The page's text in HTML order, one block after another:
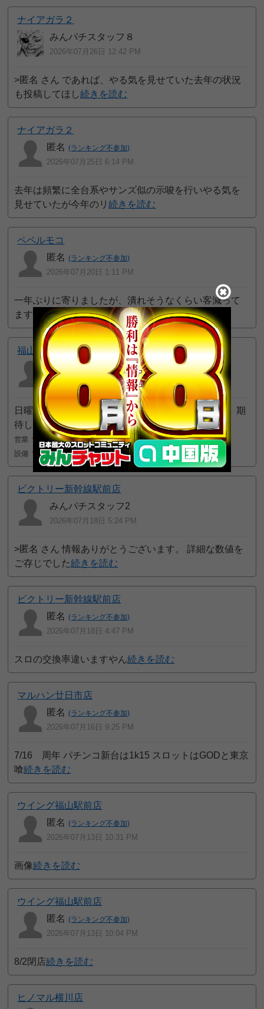
ナイアガラ２
みんパチスタッフ８
2026年07月26日 12:42 PM
>匿名 さん であれば、やる気を見せていた去年の状況
も投稿してほし続きを読む
ナイアガラ２
匿名 (ランキング不参加)
2026年07月25日 6:14 PM
去年は頻繁に全台系やサンズ似の示唆を行いやる気を
見せていたが今年のリ続きを読む
ペペルモコ
匿名 (ランキング不参加)
2026年07月20日 1:11 PM
一年ぶりに寄りましたが、潰れそうなくらい客減って
ますね。1週間分のデ続きを読む
福山コロナ
ジャグ太郎 (ランキング不参加)
2026年07月19日 11:27 AM
日曜に来店。広告に期間おすすめ機種が2機種あり、期
待して島に向かうも続きを読む
営業 2 接客
3
設備
2
ビクトリー新幹線駅前店
みんパチスタッフ2
2026年07月18日 5:24 PM
>匿名 さん 情報ありがとうございます。 詳細な数値を
ご存じでした続きを読む
ビクトリー新幹線駅前店
匿名 (ランキング不参加)
2026年07月18日 4:47 PM
スロの交換率違いますやん続きを読む
マルハン廿日市店
匿名 (ランキング不参加)
2026年07月16日 9:25 PM
7/16 周年 パチンコ新台は1k15 スロットはGODと東京
喰続きを読む
ウイング福山駅前店
匿名 (ランキング不参加)
2026年07月13日 10:31 PM
画像続きを読む
ウイング福山駅前店
匿名 (ランキング不参加)
2026年07月13日 10:04 PM
8/2閉店続きを読む
ヒノマル横川店